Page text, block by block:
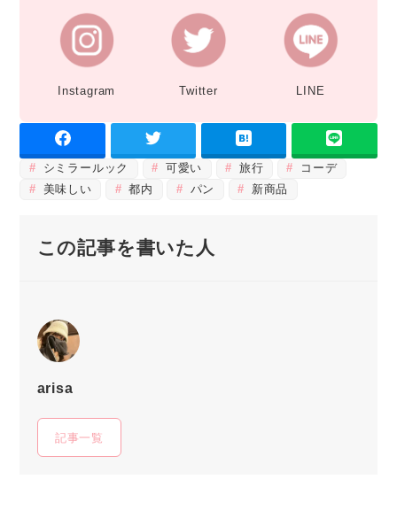
Instagram Twitter LINE
シミラールック 可愛い 旅行
コーデ
美味しい
都内 パン 新商品
この記事を書いた人
arisa
記事一覧